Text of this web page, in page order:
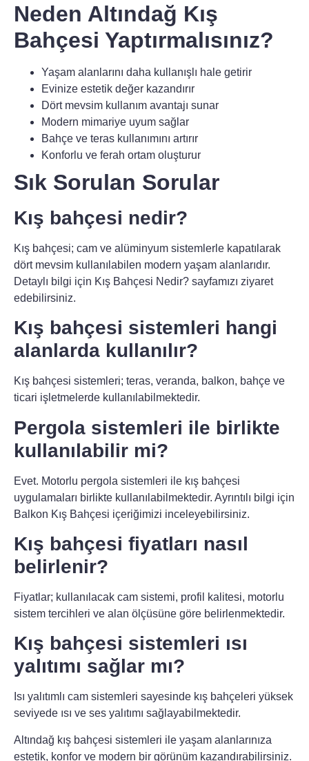
Neden Altındağ Kış
Bahçesi Yaptırmalısınız?
Yaşam alanlarını daha kullanışlı hale getirir
Evinize estetik değer kazandırır
Dört mevsim kullanım avantajı sunar
Modern mimariye uyum sağlar
Bahçe ve teras kullanımını artırır
Konforlu ve ferah ortam oluşturur
Sık Sorulan Sorular
Kış bahçesi nedir?
Kış bahçesi; cam ve alüminyum sistemlerle kapatılarak
dört mevsim kullanılabilen modern yaşam alanlarıdır.
Detaylı bilgi için Kış Bahçesi Nedir? sayfamızı ziyaret
edebilirsiniz.
Kış bahçesi sistemleri hangi
alanlarda kullanılır?
Kış bahçesi sistemleri; teras, veranda, balkon, bahçe ve
ticari işletmelerde kullanılabilmektedir.
Pergola sistemleri ile birlikte
kullanılabilir mi?
Evet. Motorlu pergola sistemleri ile kış bahçesi
uygulamaları birlikte kullanılabilmektedir. Ayrıntılı bilgi için
Balkon Kış Bahçesi içeriğimizi inceleyebilirsiniz.
Kış bahçesi fiyatları nasıl
belirlenir?
Fiyatlar; kullanılacak cam sistemi, profil kalitesi, motorlu
sistem tercihleri ve alan ölçüsüne göre belirlenmektedir.
Kış bahçesi sistemleri ısı
yalıtımı sağlar mı?
Isı yalıtımlı cam sistemleri sayesinde kış bahçeleri yüksek
seviyede ısı ve ses yalıtımı sağlayabilmektedir.
Altındağ kış bahçesi sistemleri ile yaşam alanlarınıza
estetik, konfor ve modern bir görünüm kazandırabilirsiniz.